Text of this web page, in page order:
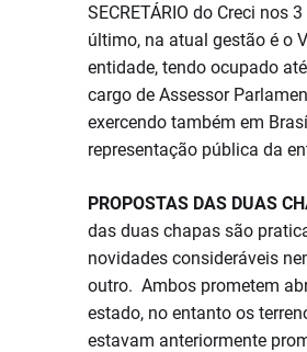
SECRETÁRIO do Creci nos
último, na atual gestão é o
entidade, tendo ocupado
cargo de Assessor
exercendo também em
representação pública da
PROPOSTAS DAS DUAS
das duas chapas são
novidades consideráveis
outro. Ambos prometem
estado, no entanto os
estavam anteriormente